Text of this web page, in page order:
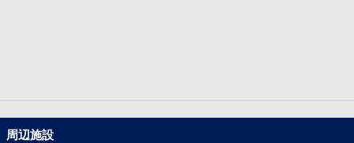
周辺施設